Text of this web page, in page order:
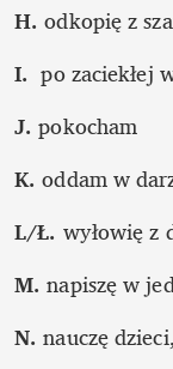
H. odkopię z
I. po zaciekłej
J. pokocham
K. oddam w
L/Ł. wyłowię z
M. napiszę w
N. nauczę